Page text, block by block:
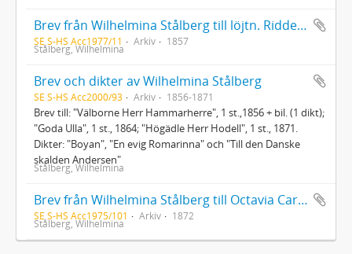
Brev från Wilhelmina Stålberg till löjtn. Ridderstad 1857
SE S-HS Acc1977/11 Arkiv 1857
Stålberg, Wilhelmina
Brev och dikter av Wilhelmina Stålberg
SE S-HS Acc2000/93 Arkiv 1856-1871
Brev till: "Välborne Herr Hammarherre", 1 st.,1856 + bil. (1 dikt);
"Goda Ulla", 1 st., 1864; "Högädle Herr Hodell", 1 st., 1871.
Dikter: "Boyan", "En evig Romarinna" och "Till den Danske
skalden Andersen"
Stålberg, Wilhelmina
Brev från Wilhelmina Stålberg till Octavia Carlén 22/2 1872
SE S-HS Acc1975/101 Arkiv 1872
Stålberg, Wilhelmina